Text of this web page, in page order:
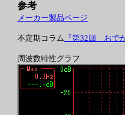
参考
メーカー製品ページ
不定期コラム 『第32回 おで
周波数特性グラフ